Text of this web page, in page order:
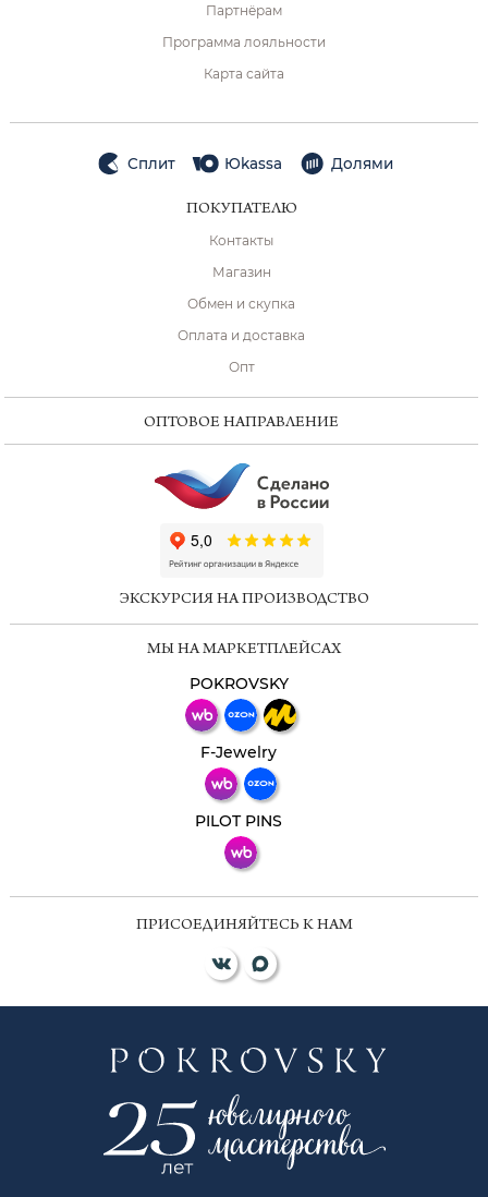
Партнёрам
Программа лояльности
Карта сайта
Сплит Юkassa Долями
ПОКУПАТЕЛЮ
Контакты
Магазин
Обмен и скупка
Оплата и доставка
Опт
ОПТОВОЕ НАПРАВЛЕНИЕ
ЭКСКУРСИЯ НА ПРОИЗВОДСТВО
МЫ НА МАРКЕТПЛЕЙСАХ
POKROVSKY
F-Jewelry
PILOT PINS
ПРИСОЕДИНЯЙТЕСЬ К НАМ